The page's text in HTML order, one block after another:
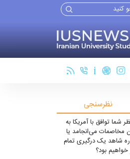
نظرسنجی
شما توافق با آمریکا به
مخاصمات می‌انجامد یا
شاهد یک درگیری تمام
خواهیم بود؟